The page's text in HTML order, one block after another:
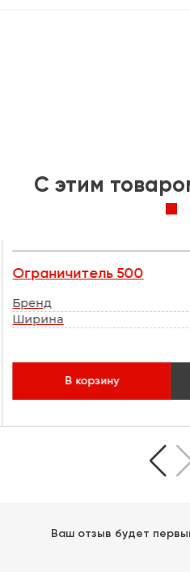
C этим
Ограничитель 500
Бренд
Ширина
В корзину
Ваш отзыв будет